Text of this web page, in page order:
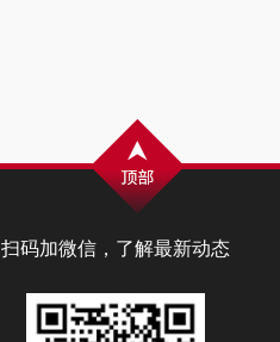
扫码加微信，了解最新动态